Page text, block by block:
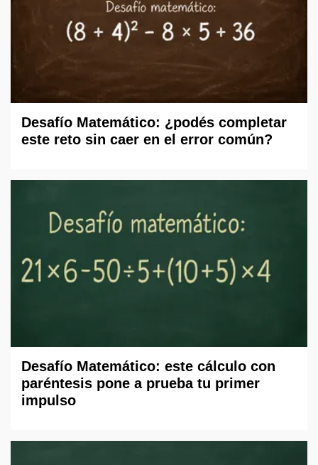
Desafío Matemático: ¿podés completar
este reto sin caer en el error común?
Desafío Matemático: este cálculo con
paréntesis pone a prueba tu primer
impulso